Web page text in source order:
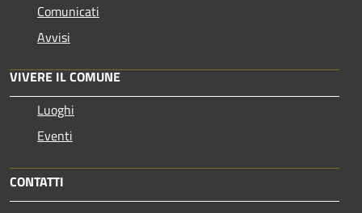
Comunicati
Avvisi
VIVERE IL COMUNE
Luoghi
Eventi
CONTATTI